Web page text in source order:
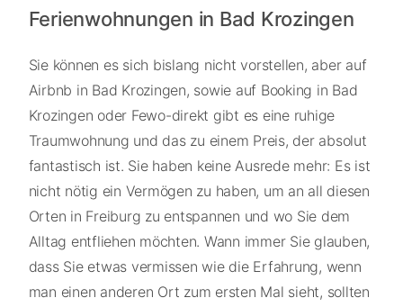
Ferienwohnungen in Bad Krozingen
Sie können es sich bislang nicht vorstellen, aber auf
Airbnb in Bad Krozingen, sowie auf Booking in Bad
Krozingen oder Fewo-direkt gibt es eine ruhige
Traumwohnung und das zu einem Preis, der absolut
fantastisch ist. Sie haben keine Ausrede mehr: Es ist
nicht nötig ein Vermögen zu haben, um an all diesen
Orten in Freiburg zu entspannen und wo Sie dem
Alltag entfliehen möchten. Wann immer Sie glauben,
dass Sie etwas vermissen wie die Erfahrung, wenn
man einen anderen Ort zum ersten Mal sieht, sollten